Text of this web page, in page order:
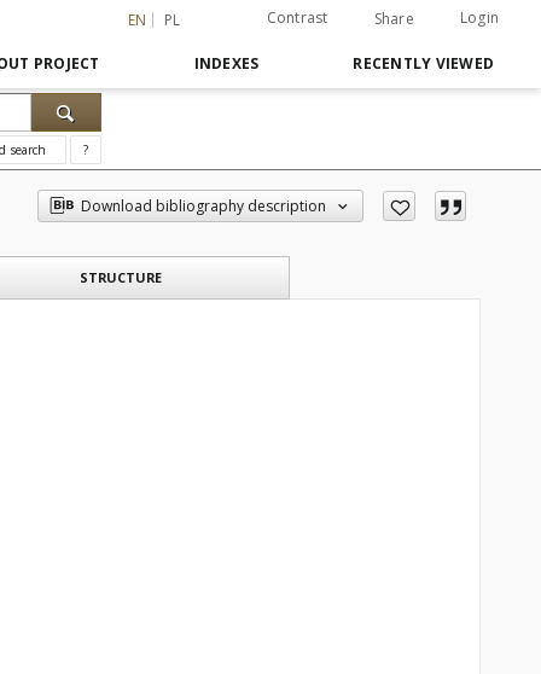
EN PL Contrast Share Login
PROJECT INDEXES RECENTLY VIEWED
search ?
Download bibliography description
STRUCTURE